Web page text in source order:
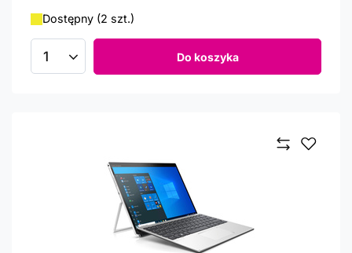
Dostępny (2 szt.)
Ilość produktów Do koszyka